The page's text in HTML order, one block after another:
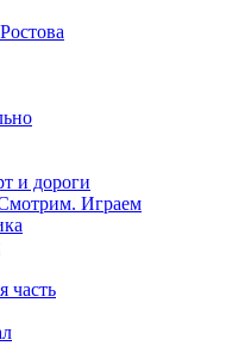
и дороги
Играем
часть